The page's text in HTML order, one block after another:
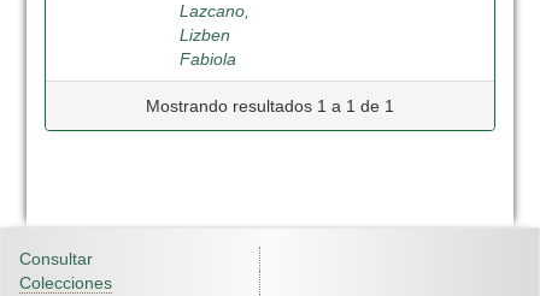
Lazcano,
Lizben
Fabiola
Mostrando resultados 1 a 1 de 1
Consultar
Colecciones